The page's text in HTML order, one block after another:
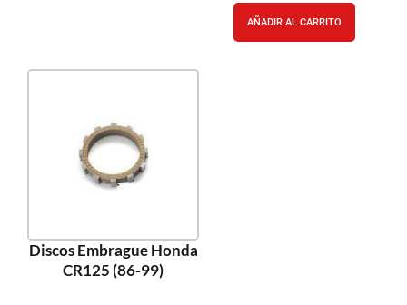
AÑADIR AL CARRITO
Discos Embrague Honda
CR125 (86-99)